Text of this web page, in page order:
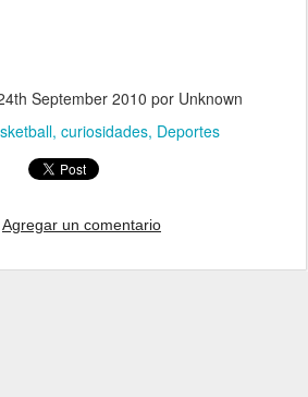
September 2010 por Unknown
curiosidades Deportes
Agregar un comentario